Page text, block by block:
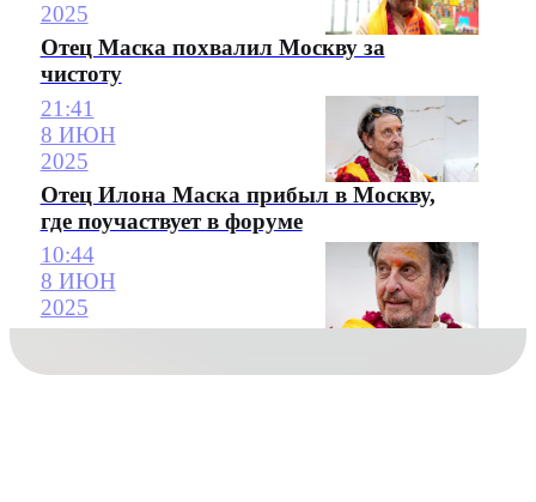
2025
Отец Маска похвалил Москву за
чистоту
21:41
8 ИЮН
2025
Отец Илона Маска прибыл в Москву,
где поучаствует в форуме
10:44
8 ИЮН
2025